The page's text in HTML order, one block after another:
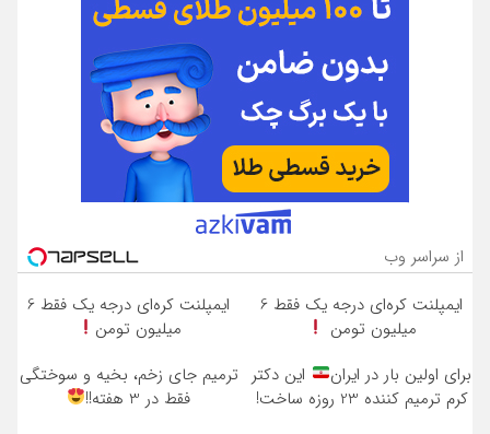
از سراسر وب
ایمپلنت کره‌ای درجه یک فقط 6
میلیون تومن
ایمپلنت کره‌ای درجه یک فقط 6
میلیون تومن
برای اولین بار در ایران
این دکتر
کرم ترمیم کننده 23 روزه ساخت!
ترمیم جای زخم، بخیه و سوختگی
فقط در 3 هفته!!